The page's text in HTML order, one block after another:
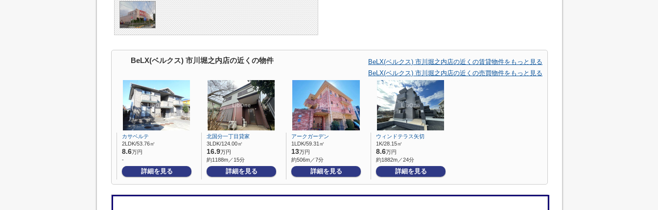
BeLX(ベルクス) 市川堀之内店の近くの物件
BeLX(ベルクス) 市川堀之内店の近くの賃貸物件をもっと見る
BeLX(ベルクス) 市川堀之内店の近くの売買物件をもっと見る
カサベルテ
2LDK/53.76㎡
8.6万円
-
詳細を見る
北国分一丁目貸家
3LDK/124.00㎡
16.9万円
約1188m／15分
詳細を見る
アークガーデン
1LDK/59.31㎡
13万円
約506m／7分
詳細を見る
ウィンドテラス矢切
1K/28.15㎡
8.6万円
約1882m／24分
詳細を見る